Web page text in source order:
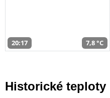
20:17 7,8 °C
Historické teploty